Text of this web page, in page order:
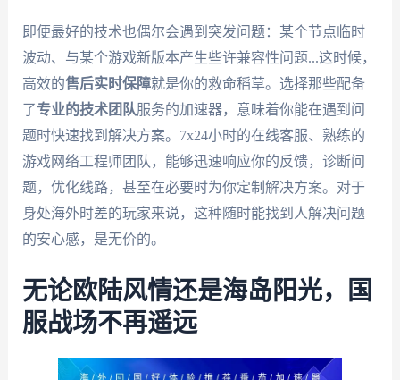
即便最好的技术也偶尔会遇到突发问题：某个节点临时
波动、与某个游戏新版本产生些许兼容性问题...这时候，
高效的售后实时保障就是你的救命稻草。选择那些配备
了专业的技术团队服务的加速器，意味着你能在遇到问
题时快速找到解决方案。7x24小时的在线客服、熟练的
游戏网络工程师团队，能够迅速响应你的反馈，诊断问
题，优化线路，甚至在必要时为你定制解决方案。对于
身处海外时差的玩家来说，这种随时能找到人解决问题
的安心感，是无价的。
无论欧陆风情还是海岛阳光，国
服战场不再遥远